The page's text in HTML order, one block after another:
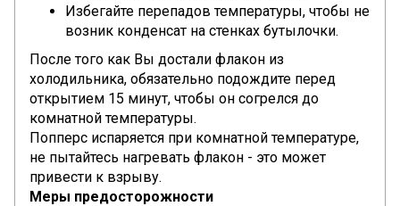
Избегайте перепадов температуры, чтобы не
возник конденсат на стенках бутылочки.
После того как Вы достали флакон из
холодильника, обязательно подождите перед
открытием 15 минут, чтобы он согрелся до
комнатной температуры.
Попперс испаряется при комнатной температуре,
не пытайтесь нагревать флакон - это может
привести к взрыву.
Меры предосторожности